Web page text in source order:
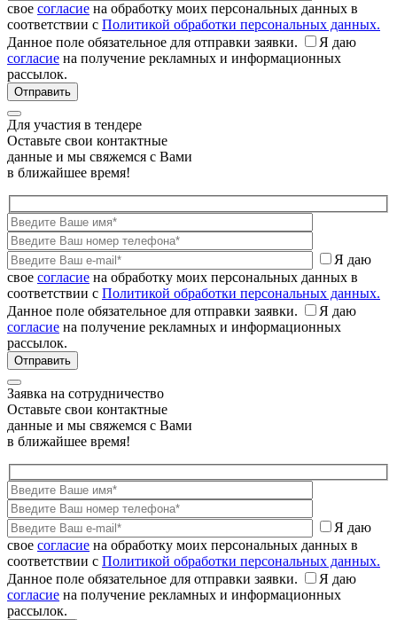
свое согласие на обработку моих персональных данных в
соответствии с Политикой обработки персональных данных.
Данное поле обязательное для отправки заявки.
Я даю
согласие на получение рекламных и информационных
рассылок.
Для участия в тендере
Оставьте свои контактные
данные и мы свяжемся с Вами
в ближайшее время!
Я даю
свое согласие на обработку моих персональных данных в
соответствии с Политикой обработки персональных данных.
Данное поле обязательное для отправки заявки.
Я даю
согласие на получение рекламных и информационных
рассылок.
Заявка на сотрудничество
Оставьте свои контактные
данные и мы свяжемся с Вами
в ближайшее время!
Я даю
свое согласие на обработку моих персональных данных в
соответствии с Политикой обработки персональных данных.
Данное поле обязательное для отправки заявки.
Я даю
согласие на получение рекламных и информационных
рассылок.